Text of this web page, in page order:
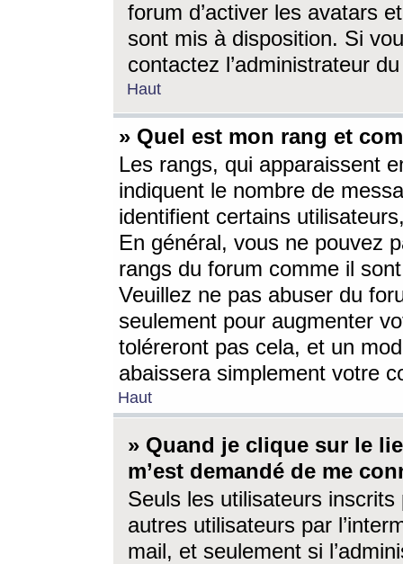
forum d’activer les avatars
sont mis à disposition. Si
contactez l’administrateur
Haut
» Quel est mon rang et
Les rangs, qui apparaissent
indiquent le nombre de
identifient certains
En général, vous ne pouvez
rangs du forum comme il
Veuillez ne pas abuser du
seulement pour augmenter
toléreront pas cela, et un
abaissera simplement votre
Haut
» Quand je clique sur le
m’est demandé de me
Seuls les utilisateurs
autres utilisateurs par
mail, et seulement si